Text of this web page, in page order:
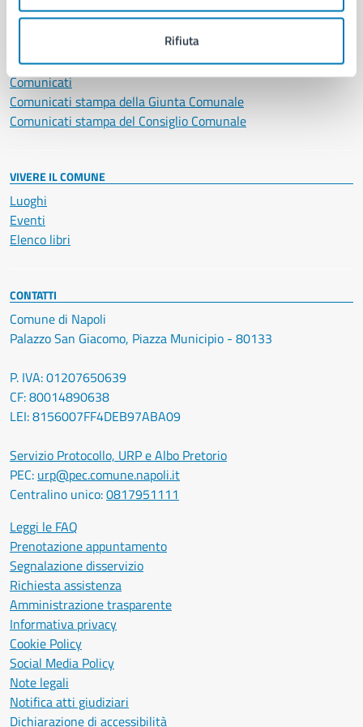
Rifiuta
NOVITÀ
Avvisi
Comunicati
Comunicati stampa della Giunta Comunale
Comunicati stampa del Consiglio Comunale
VIVERE IL COMUNE
Luoghi
Eventi
Elenco libri
CONTATTI
Comune di Napoli
Palazzo San Giacomo, Piazza Municipio - 80133
P. IVA: 01207650639
CF: 80014890638
LEI: 8156007FF4DEB97ABA09
Servizio Protocollo, URP e Albo Pretorio
PEC: urp@pec.comune.napoli.it
Centralino unico:0817951111
Leggi le FAQ
Prenotazione appuntamento
Segnalazione disservizio
Richiesta assistenza
Amministrazione trasparente
Informativa privacy
Cookie Policy
Social Media Policy
Note legali
Notifica atti giudiziari
Dichiarazione di accessibilità